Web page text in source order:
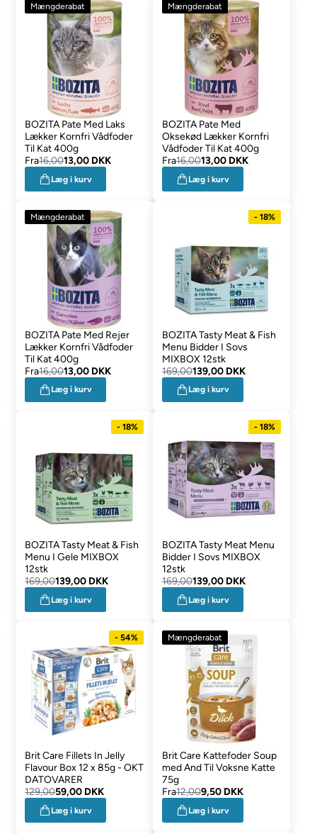
Mængderabat
BOZITA Pate Med Laks
Lækker Kornfri Vådfoder
Til Kat 400g
Fra16,0013,00 DKK
Læg i kurv
Mængderabat
BOZITA Pate Med
Oksekød Lækker Kornfri
Vådfoder Til Kat 400g
Fra16,0013,00 DKK
Læg i kurv
Mængderabat
BOZITA Pate Med Rejer
Lækker Kornfri Vådfoder
Til Kat 400g
Fra16,0013,00 DKK
Læg i kurv
- 18%
BOZITA Tasty Meat & Fish
Menu Bidder I Sovs
MIXBOX 12stk
169,00139,00 DKK
Læg i kurv
- 18%
BOZITA Tasty Meat & Fish
Menu I Gele MIXBOX
12stk
169,00139,00 DKK
Læg i kurv
- 18%
BOZITA Tasty Meat Menu
Bidder I Sovs MIXBOX
12stk
169,00139,00 DKK
Læg i kurv
- 54%
Brit Care Fillets In Jelly
Flavour Box 12 x 85g - OKT
DATOVARER
129,0059,00 DKK
Læg i kurv
Mængderabat
Brit Care Kattefoder Soup
med And Til Voksne Katte
75g
Fra12,009,50 DKK
Læg i kurv